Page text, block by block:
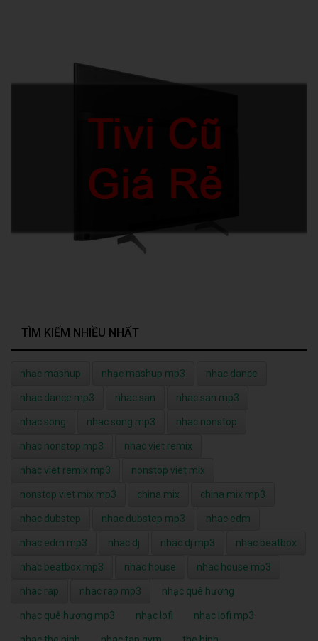
TÌM KIẾM NHIỀU NHẤT
nhạc mashup nhạc mashup mp3 nhac dance
nhac dance mp3 nhac san nhac san mp3
nhac song nhac song mp3 nhac nonstop
nhac nonstop mp3 nhac viet remix
nhac viet remix mp3 nonstop viet mix
nonstop viet mix mp3 china mix china mix mp3
nhac dubstep nhac dubstep mp3 nhac edm
nhac edm mp3 nhac dj nhac dj mp3 nhac beatbox
nhac beatbox mp3 nhac house nhac house mp3
nhac rap nhac rap mp3 nhạc quê hương
nhạc quê hương mp3 nhạc lofi nhạc lofi mp3